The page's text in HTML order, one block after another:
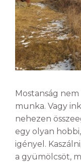
Mostanság
munka. Vagy
nehezen
egy olyan
igényel.
a gyümölcsöt,